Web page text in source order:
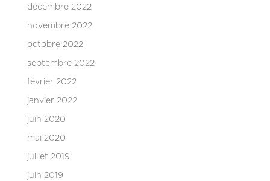
décembre 2022
novembre 2022
octobre 2022
septembre 2022
février 2022
janvier 2022
juin 2020
mai 2020
juillet 2019
juin 2019